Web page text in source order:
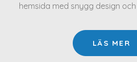
hemsida med snygg design
LÄS MER